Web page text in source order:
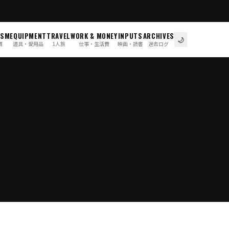
EQUIPMENT
道具・愛用品
TRAVEL
1人旅
WORK & MONEY
仕事・生活費
INPUTS
映画・読書
ARCHIVES
過去ログ 🌙